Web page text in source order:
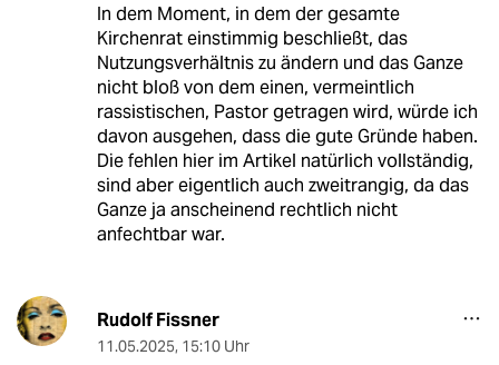
In dem Moment, in dem der gesamte
Kirchenrat einstimmig beschließt, das
Nutzungsverhältnis zu ändern und das Ganze
nicht bloß von dem einen, vermeintlich
rassistischen, Pastor getragen wird, würde ich
davon ausgehen, dass die gute Gründe haben.
Die fehlen hier im Artikel natürlich vollständig,
sind aber eigentlich auch zweitrangig, da das
Ganze ja anscheinend rechtlich nicht
anfechtbar war.
Rudolf Fissner
11.05.2025, 15:10 Uhr